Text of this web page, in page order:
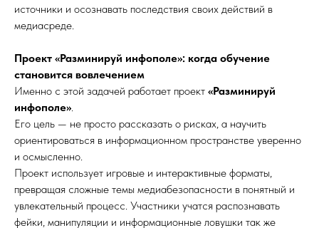
источники и осознавать последствия своих действий в
медиасреде.
Проект «Разминируй инфополе»: когда обучение
становится вовлечением
Именно с этой задачей работает проект «Разминируй
инфополе».
Его цель — не просто рассказать о рисках, а научить
ориентироваться в информационном пространстве уверенно
и осмысленно.
Проект использует игровые и интерактивные форматы,
превращая сложные темы медиабезопасности в понятный и
увлекательный процесс. Участники учатся распознавать
фейки, манипуляции и информационные ловушки так же